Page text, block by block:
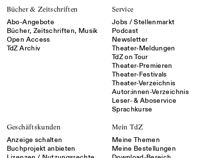
Bücher & Zeitschriften
Abo-Angebote
Bücher, Zeitschriften, Musik
Open Access
TdZ Archiv
Service
Jobs / Stellenmarkt
Podcast
Newsletter
Theater-Meldungen
TdZ on Tour
Theater-Premieren
Theater-Festivals
Theater-Verzeichnis
Autor:innen-Verzeichnis
Leser- & Aboservice
Sprachkurse
Geschäftskunden
Anzeige schalten
Buchprojekt anbieten
Mein TdZ
Meine Themen
Meine Bestellungen